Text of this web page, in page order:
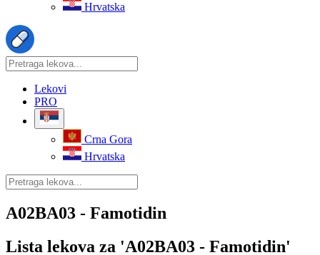
Hrvatska
Lekovi
PRO
Crna Gora
Hrvatska
A02BA03 - Famotidin
Lista lekova za 'A02BA03 - Famotidin'